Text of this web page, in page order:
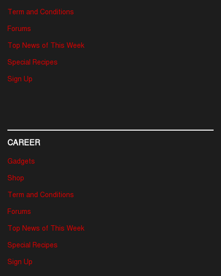
Term and Conditions
Forums
Top News of This Week
Special Recipes
Sign Up
CAREER
Gadgets
Shop
Term and Conditions
Forums
Top News of This Week
Special Recipes
Sign Up